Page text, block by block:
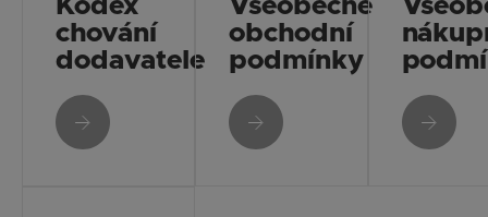
chování
dodavatele
obchodní
podmínky